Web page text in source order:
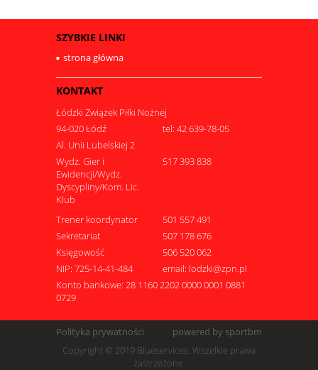
SZYBKIE LINKI
strona główna
KONTAKT
Łódzki Związek Piłki Nożnej
94-020 Łódź
tel: 42 639-78-05
Al. Unii Lubelskiej 2
Wydz. Gier i
Ewidencji/Wydz.
Dyscypliny/Kom. Lic.
Klub
517 393 838
Trener koordynator
501 557 491
Sekretariat
507 178 676
Księgowość
506 520 062
NIP: 725-14-41-484
email: lodzki@zpn.pl
Konto bankowe: 28 1160 2202 0000 0001 0881
0729
Polityka prywatności
powered by sportbm
Copyright © 2019 Blueservices. Wszelkie prawa
zastrzeżone.